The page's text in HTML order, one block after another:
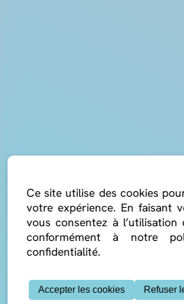
Ce site utilise des cookies
votre expérience. En faisant
vous consentez à l’utilisation
conformément à notre
confidentialité.
Accepter les cookies Refuser